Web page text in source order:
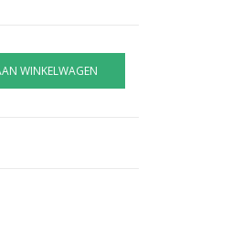
WINKELWAGEN